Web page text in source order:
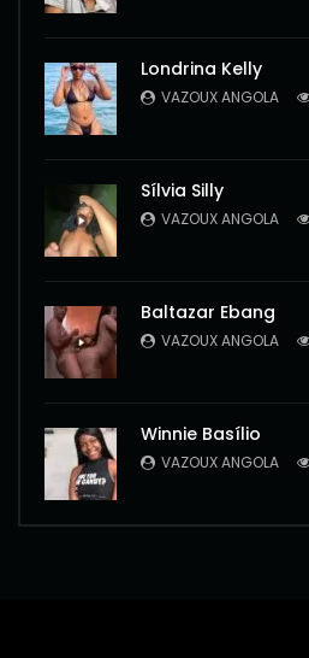
Londrina Kelly
VAZOUX ANGOLA
Sílvia Silly
VAZOUX ANGOLA
Baltazar Ebang
VAZOUX ANGOLA
Winnie Basílio
VAZOUX ANGOLA